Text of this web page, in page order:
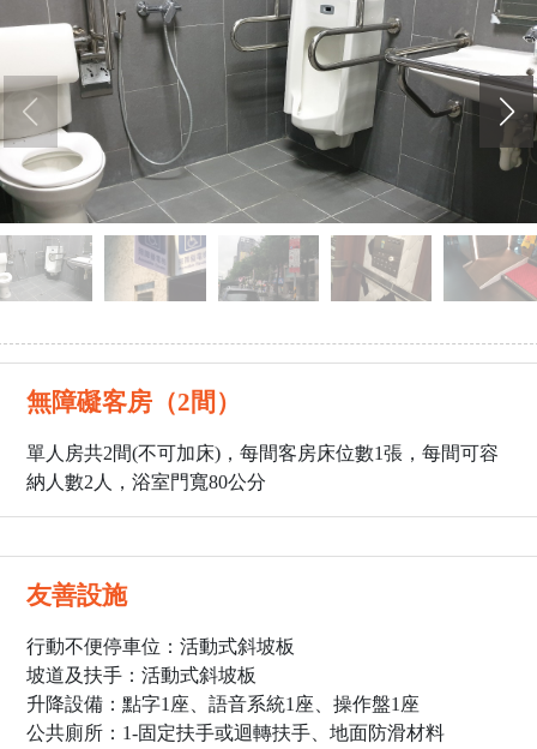
無障礙客房（2間）
單人房共2間(不可加床)，每間客房床位數1張，每間可容
納人數2人，浴室門寬80公分
友善設施
行動不便停車位：活動式斜坡板
坡道及扶手：活動式斜坡板
升降設備：點字1座、語音系統1座、操作盤1座
公共廁所：1-固定扶手或迴轉扶手、地面防滑材料